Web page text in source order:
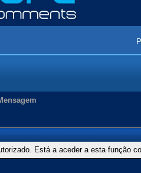
Está a aceder a esta função